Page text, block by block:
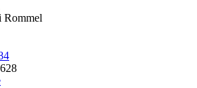
Rommel